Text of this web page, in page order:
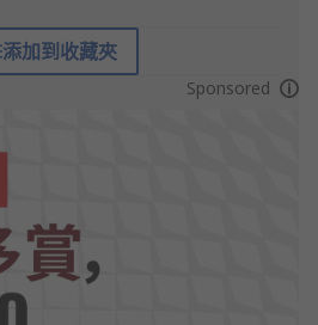
添加到收藏夾
Sponsored